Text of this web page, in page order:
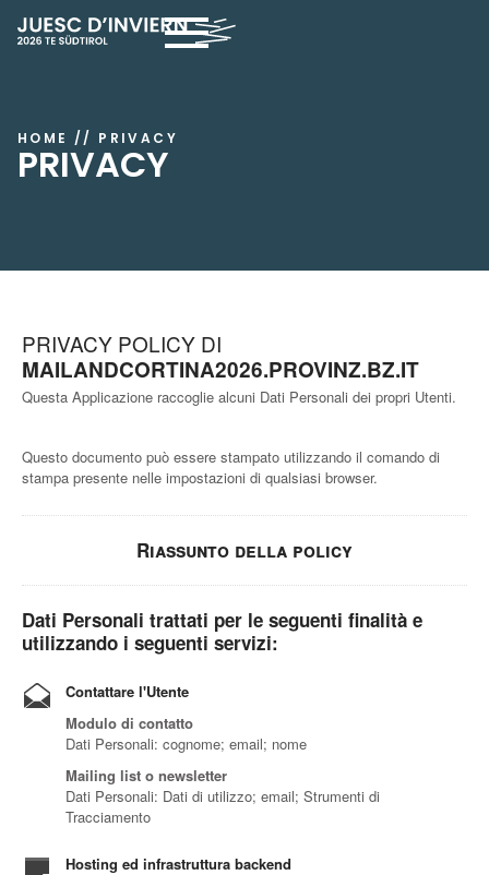
HOME // PRIVACY
PRIVACY
PRIVACY POLICY DI
MAILANDCORTINA2026.PROVINZ.BZ.IT
Questa Applicazione raccoglie alcuni Dati Personali dei propri Utenti.
Questo documento può essere stampato utilizzando il comando di
stampa presente nelle impostazioni di qualsiasi browser.
Riassunto della policy
Dati Personali trattati per le seguenti finalità e
utilizzando i seguenti servizi:
Contattare l'Utente
Modulo di contatto
Dati Personali: cognome; email; nome
Mailing list o newsletter
Dati Personali: Dati di utilizzo; email; Strumenti di
Tracciamento
Hosting ed infrastruttura backend